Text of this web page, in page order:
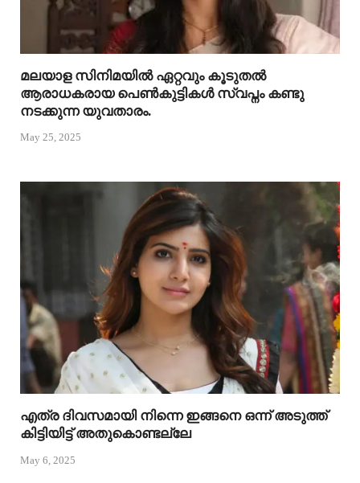
മലയാള സിനിമയിൽ ഏറ്റവും കൂടുതൽ
ആരാധകരായ പെൺകുട്ടികൾ സ്വപ്നം കണ്ടു
നടക്കുന്ന യുവതാരം.
May 25, 2025
എത്ര ദിവസമായി നിന്നെ ഇങ്ങനെ ഒന്ന് അടുത്ത്
കിട്ടിയിട്ട് അതുകൊണ്ടല്ലേ
May 6, 2025